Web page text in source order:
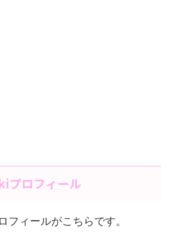
プロフィール
フィールがこちらです。